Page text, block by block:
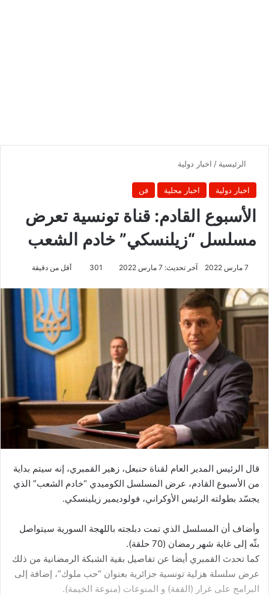
الرئيسية / اخبار دولية
اخبار دولية اخبار محلية فن
الأسبوع القادم: قناة تونسية تعرض
مسلسل “زيلنسكي” خادم الشعب
7 مارس 2022 آخر تحديث: 7 مارس 2022 301 أقل من دقيقة
قال الرئيس المدير العام لقناة حنبعل، زهير القمبري، إنه سيتم بداية
من الأسبوع القادم، عرض المسلسل الكوميدي “خادم الشعب” الذي
يجسّد بطولته الرئيس الأوكراني، فولوديمير زيلينسكي.
وأضاف أن المسلسل الذي تمت دبلجته باللهجة السورية سيتواصل
بثّه إلى غاية شهر رمضان (70 حلقة).
كما تحدث القمبري أيضا عن تفاصيل بقية الشبكة الرمضانية من ذلك
عرض سلسلة هزلية تونسية جزائرية بعنوان “حب ملوك”، إضافة إلى
البرامج على غرار (القفة) و المنوعات (منوعة الخيمة).